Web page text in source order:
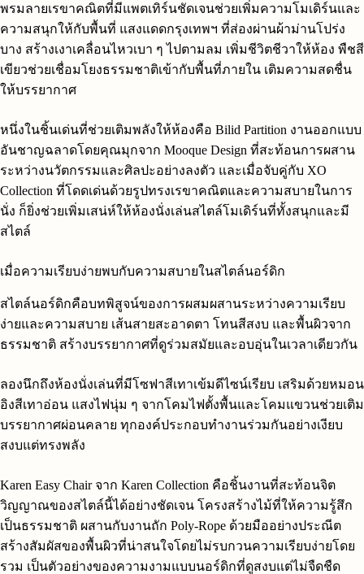
พรมลายเรขาคณิตที่มีแพตเทิร์นชัดเจนช่วยเพิ่มความโมเดิร์นและ
ความสนุกให้กับพื้นที่ แสงแดดกรุงเทพฯ ที่ส่องผ่านผ้าม่านโปร่ง
บาง สร้างเงาเคลื่อนไหวเบา ๆ ไปตามลม เพิ่มชีวิตชีวาให้ห้อง พืชสี
เขียวช่วยเชื่อมโยงธรรมชาติเข้ากับพื้นที่ภายใน เติมความสดชื่น
ให้บรรยากาศ
หนึ่งในชิ้นเด่นที่ช่วยเติมพลังให้ห้องคือ Bilid Partition งานออกแบบ
อันชาญฉลาดโดยคุณมุกจาก Mooque Design ที่สะท้อนการผสาน
ระหว่างนวัตกรรมและศิลปะอย่างลงตัว และเมื่อจับคู่กับ XO
Collection ที่โดดเด่นด้วยรูปทรงเรขาคณิตและความสบายในการ
นั่ง ก็ยิ่งช่วยเพิ่มเสน่ห์ให้ห้องนั่งเล่นสไตล์โมเดิร์นที่ทั้งสนุกและมี
สไตล์
เมื่อความเรียบง่ายพบกับความสบายในสไตล์นอร์ดิก
สไตล์นอร์ดิกคือบทพิสูจน์ของการผสมผสานระหว่างความเรียบ
ง่ายและความสบาย เส้นสายสะอาดตา โทนสีสงบ และพื้นผิวจาก
ธรรมชาติ สร้างบรรยากาศที่ดูร่วมสมัยและอบอุ่นในเวลาเดียวกัน
ลองนึกถึงห้องนั่งเล่นที่มีโซฟาสีเทาเข้มดีไซน์เรียบ เสริมด้วยหมอน
อิงสีเทาอ่อน แสงไฟนุ่ม ๆ จากโคมไฟตั้งพื้นและโคมแขวนช่วยเติม
บรรยากาศผ่อนคลาย ทุกองค์ประกอบทำงานร่วมกันอย่างเงียบ
สงบแต่ทรงพลัง
Karen Easy Chair จาก Karen Collection คือชิ้นงานที่สะท้อนจิต
วิญญาณของสไตล์นี้ได้อย่างชัดเจน โครงสร้างไม้ที่ให้ความรู้สึก
เป็นธรรมชาติ ผสานกับงานถัก Poly-Rope ด้วยมืออย่างประณีต
สร้างสัมผัสของพื้นผิวที่น่าสนใจโดยไม่รบกวนความเรียบง่ายโดย
รวม เป็นตัวอย่างของความงามแบบนอร์ดิกที่ดูสงบแต่ไม่จืดชืด